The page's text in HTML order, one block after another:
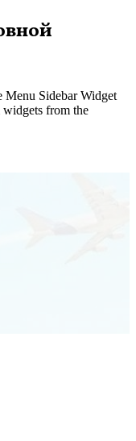
Menu Sidebar Widget
widgets from the